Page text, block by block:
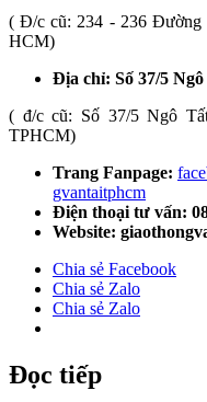
( Đ/c cũ: 234 - 236 Đường
HCM)
Địa chỉ: Số 37/5
( đ/c cũ: Số 37/5 Ngô
TPHCM)
Trang Fanpage:
gvantaitphcm
Điện thoại tư vấn:
Website:
Chia sẻ Facebook
Chia sẻ Zalo
Chia sẻ Zalo
Đọc tiếp